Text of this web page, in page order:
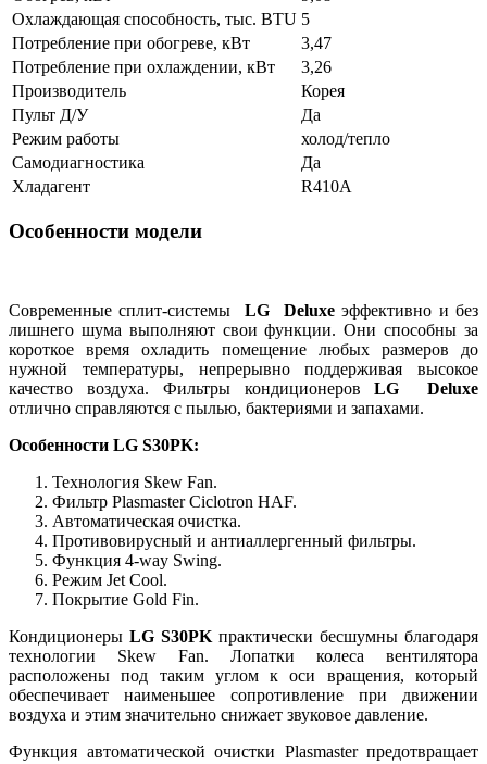
Охлаждающая способность, тыс. BTU 5
Потребление при обогреве, кВт
3,47
Потребление при охлаждении, кВт
3,26
Производитель
Корея
Пульт Д/У
Да
Режим работы
холод/тепло
Самодиагностика
Да
Хладагент
R410A
Особенности модели
Современные сплит-системыLG Deluxeэффективно и без
лишнего шума выполняют свои функции. Они способны за
короткое время охладить помещение любых размеров до
нужной температуры, непрерывно поддерживая высокое
качество воздуха. Фильтры кондиционеровLG Deluxe
отлично справляются с пылью, бактериями и запахами.
Особенности LG S30PK:
Технология Skew Fan.
Фильтр Plasmaster Ciclotron HAF.
Автоматическая очистка.
Противовирусный и антиаллергенный фильтры.
Функция 4-way Swing.
Режим Jet Cool.
Покрытие Gold Fin.
Кондиционеры LG S30PK практически бесшумны благодаря
технологии Skew Fan. Лопатки колеса вентилятора
расположены под таким углом к оси вращения, который
обеспечивает наименьшее сопротивление при движении
воздуха и этим значительно снижает звуковое давление.
Функция автоматической очистки Plasmaster предотвращает